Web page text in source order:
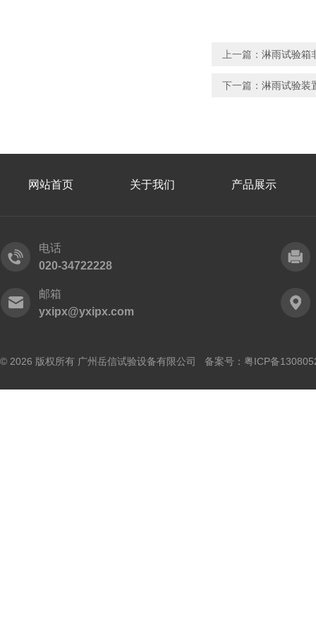
上一篇： 淋雨试验箱
下一篇： 淋雨试验装
网站首页 关于我们 产品展示
电话
020-34722228
邮箱
yxipx@yxipx.com
© 2026 版权所有 广州岳信试验设备有限公司 备案号： 粤ICP备